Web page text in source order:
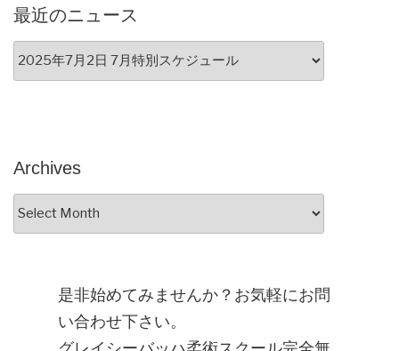
最近のニュース
Archives
Archives
是非始めてみませんか？ お気軽にお問
い合わせ下さい。